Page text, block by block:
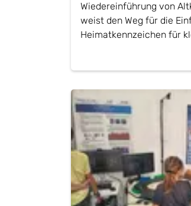
Wiedereinführung von
weist den Weg für die
Heimatkennzeichen für